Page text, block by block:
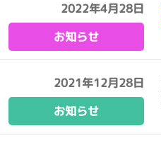
2022年4月28日
お知らせ
2021年12月28日
お知らせ